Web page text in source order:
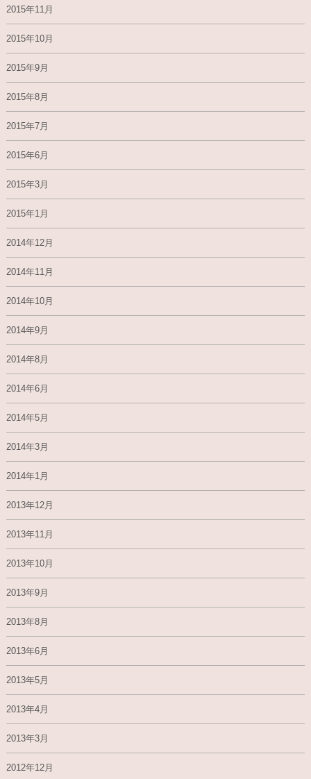
2015年11月
2015年10月
2015年9月
2015年8月
2015年7月
2015年6月
2015年3月
2015年1月
2014年12月
2014年11月
2014年10月
2014年9月
2014年8月
2014年6月
2014年5月
2014年3月
2014年1月
2013年12月
2013年11月
2013年10月
2013年9月
2013年8月
2013年6月
2013年5月
2013年4月
2013年3月
2012年12月